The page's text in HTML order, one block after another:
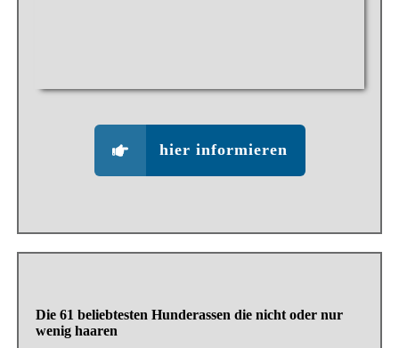
hier informieren
Die 61 beliebtesten Hunderassen die nicht oder nur
wenig haaren